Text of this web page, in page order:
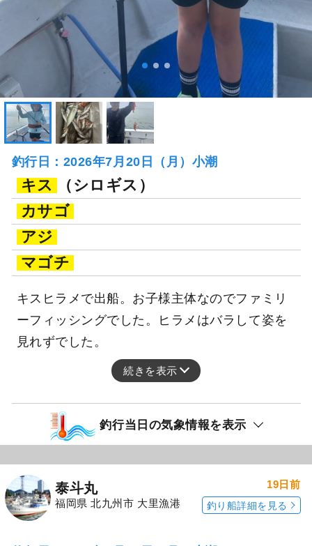
釣行日：2026年7月20日（月）小潮
キス
（シロギス）
カサゴ
アジ
マゴチ
キスヒラメで出船。お子様主体なのでファミリ
ーフィッシングでした。ヒラメはバラして姿を
見れずでした。
続きを表示
釣行当日の気象情報を表示
泰斗丸
福岡県 北九州市 大里漁港
19日前
釣り船詳細を見る